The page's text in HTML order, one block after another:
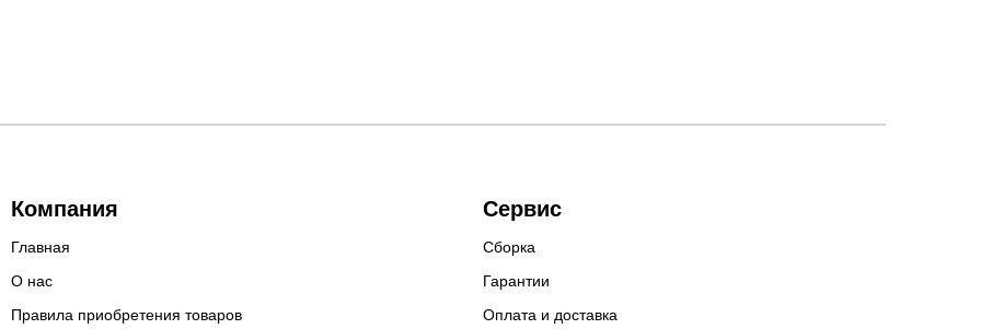
Компания
Главная
О нас
Правила приобретения товаров
Сервис
Сборка
Гарантии
Оплата и доставка